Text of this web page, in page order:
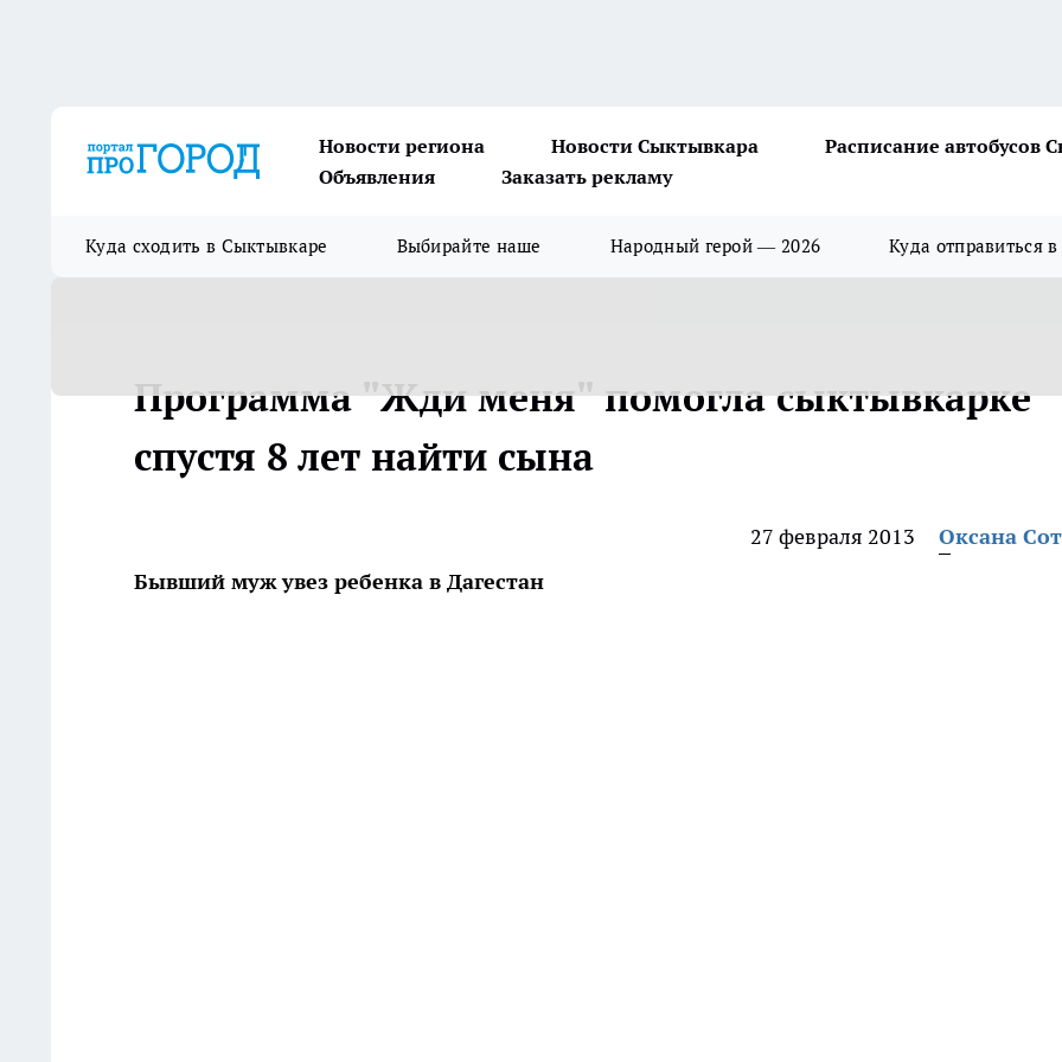
Новости региона Новости Сыктывкара
Расписание автобусов
Объявления
Заказать рекламу
Куда сходить в Сыктывкаре Выбирайте наше Народный герой — 2026 Куда отправиться в
Программа "Жди меня" помогла сыктывкарке
спустя 8 лет найти сына
27 февраля 2013
Оксана
Бывший муж увез ребенка в Дагестан